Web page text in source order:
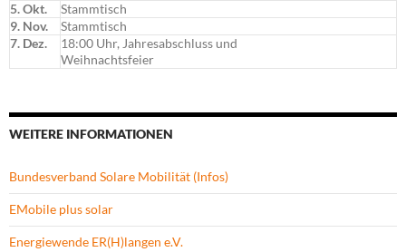
5. Okt.
Stammtisch
9. Nov.
Stammtisch
7. Dez.
18:00 Uhr, Jahresabschluss und
Weihnachtsfeier
WEITERE INFORMATIONEN
Bundesverband Solare Mobilität (Infos)
EMobile plus solar
Energiewende ER(H)langen e.V.